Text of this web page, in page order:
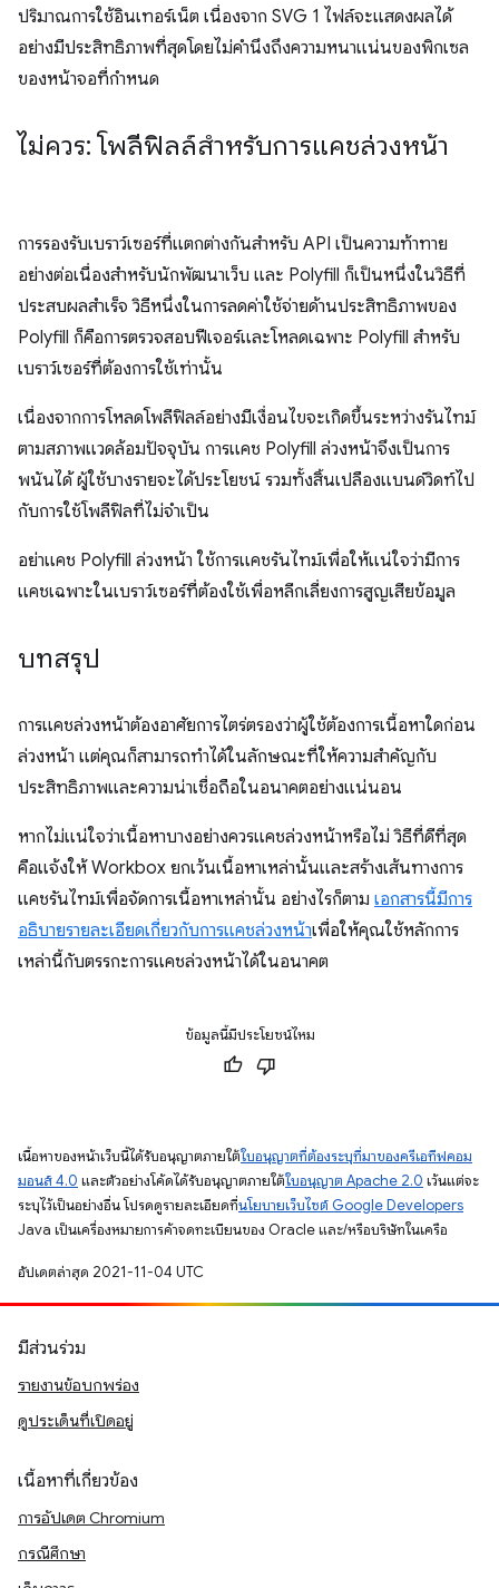
ปริมาณการใช้อินเทอร์เน็ต เนื่องจาก SVG 1 ไฟล์จะแสดงผลได้
อย่างมีประสิทธิภาพที่สุดโดยไม่คำนึงถึงความหนาแน่นของพิกเซล
ของหน้าจอที่กำหนด
ไม่ควร: โพลีฟิลล์สำหรับการแคชล่วงหน้า
การรองรับเบราว์เซอร์ที่แตกต่างกันสำหรับ API เป็นความท้าทาย
อย่างต่อเนื่องสําหรับนักพัฒนาเว็บ และ Polyfill ก็เป็นหนึ่งในวิธีที่
ประสบผลสำเร็จ วิธีหนึ่งในการลดค่าใช้จ่ายด้านประสิทธิภาพของ
Polyfill ก็คือการตรวจสอบฟีเจอร์และโหลดเฉพาะ Polyfill สำหรับ
เบราว์เซอร์ที่ต้องการใช้เท่านั้น
เนื่องจากการโหลดโพลีฟิลล์อย่างมีเงื่อนไขจะเกิดขึ้นระหว่างรันไทม์
ตามสภาพแวดล้อมปัจจุบัน การแคช Polyfill ล่วงหน้าจึงเป็นการ
พนันได้ ผู้ใช้บางรายจะได้ประโยชน์ รวมทั้งสิ้นเปลืองแบนด์วิดท์ไป
กับการใช้โพลีฟิลที่ไม่จำเป็น
อย่าแคช Polyfill ล่วงหน้า ใช้การแคชรันไทม์เพื่อให้แน่ใจว่ามีการ
แคชเฉพาะในเบราว์เซอร์ที่ต้องใช้เพื่อหลีกเลี่ยงการสูญเสียข้อมูล
บทสรุป
การแคชล่วงหน้าต้องอาศัยการไตร่ตรองว่าผู้ใช้ต้องการเนื้อหาใดก่อน
ล่วงหน้า แต่คุณก็สามารถทำได้ในลักษณะที่ให้ความสำคัญกับ
ประสิทธิภาพและความน่าเชื่อถือในอนาคตอย่างแน่นอน
หากไม่แน่ใจว่าเนื้อหาบางอย่างควรแคชล่วงหน้าหรือไม่ วิธีที่ดีที่สุด
คือแจ้งให้ Workbox ยกเว้นเนื้อหาเหล่านั้นและสร้างเส้นทางการ
แคชรันไทม์เพื่อจัดการเนื้อหาเหล่านั้น อย่างไรก็ตาม เอกสารนี้มีการ
อธิบายรายละเอียดเกี่ยวกับการแคชล่วงหน้าเพื่อให้คุณใช้หลักการ
เหล่านี้กับตรรกะการแคชล่วงหน้าได้ในอนาคต
ข้อมูลนี้มีประโยชน์ไหม
เนื้อหาของหน้าเว็บนี้ได้รับอนุญาตภายใต้ใบอนุญาตที่ต้องระบุที่มาของครีเอทีฟคอม
มอนส์ 4.0 และตัวอย่างโค้ดได้รับอนุญาตภายใต้ใบอนุญาต Apache 2.0 เว้นแต่จะ
ระบุไว้เป็นอย่างอื่น โปรดดูรายละเอียดที่นโยบายเว็บไซต์ Google Developers
Java เป็นเครื่องหมายการค้าจดทะเบียนของ Oracle และ/หรือบริษัทในเครือ
อัปเดตล่าสุด 2021-11-04 UTC
มีส่วนร่วม
รายงานข้อบกพร่อง
ดูประเด็นที่เปิดอยู่
เนื้อหาที่เกี่ยวข้อง
การอัปเดต Chromium
กรณีศึกษา